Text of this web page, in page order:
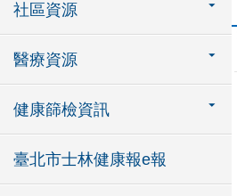
社區資源
醫療資源
健康篩檢資訊
臺北市士林健康報e報